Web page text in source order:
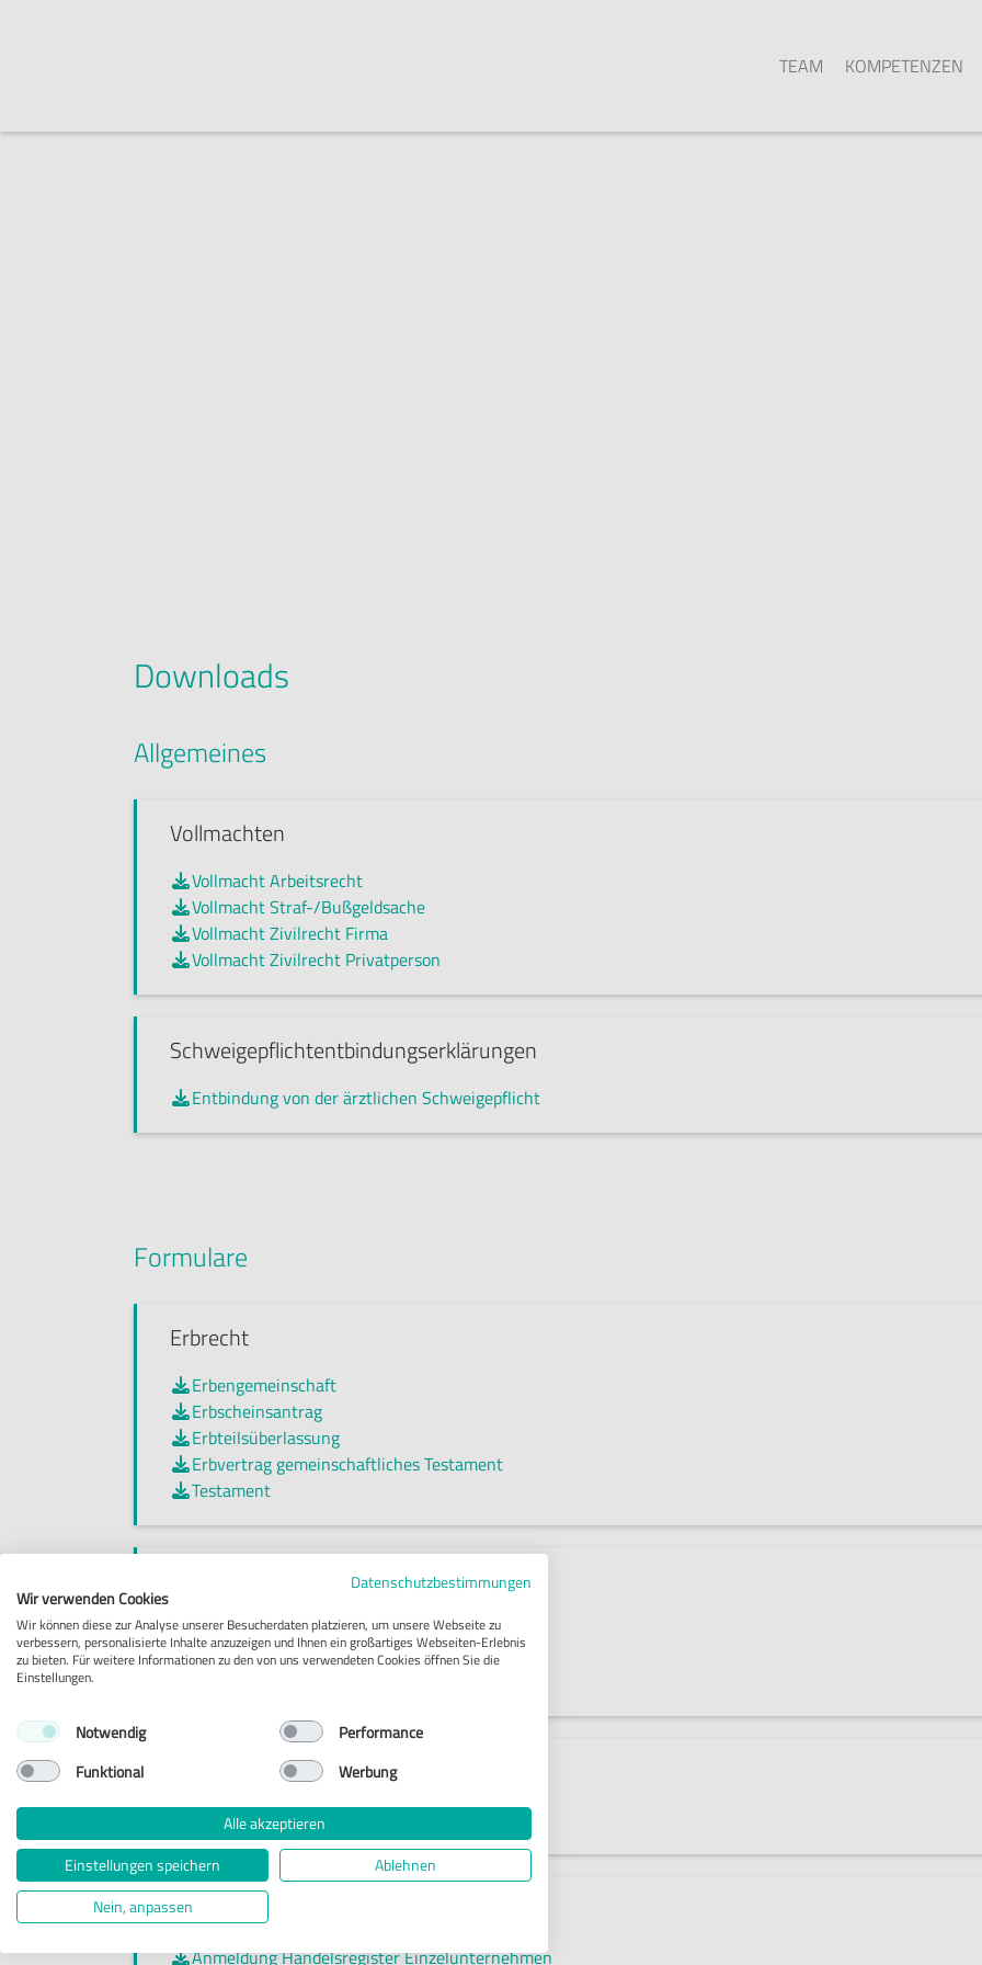
TEAM KOMPETENZEN
Downloads
Allgemeines
Vollmachten
Vollmacht Arbeitsrecht
Vollmacht Straf-/Bußgeldsache
Vollmacht Zivilrecht Firma
Vollmacht Zivilrecht Privatperson
Schweigepflichtentbindungserklärungen
Entbindung von der ärztlichen Schweigepflicht
Formulare
Erbrecht
Erbengemeinschaft
Erbscheinsantrag
Erbteilsüberlassung
Erbvertrag gemeinschaftliches Testament
Testament
Ehevertrag
 Trennungs- u. Scheidungsvereinbarung
Geldwäschegesetz
Identifizierung wirtschaftlich Berechtigter
Gesellschaftsrecht
Anmeldung Handelsregister Einzelunternehmen
Datenschutzbestimmungen
Wir verwenden Cookies
Wir können diese zur Analyse unserer Besucherdaten platzieren, um unsere Webseite zu
verbessern, personalisierte Inhalte anzuzeigen und Ihnen ein großartiges Webseiten-Erlebnis
zu bieten. Für weitere Informationen zu den von uns verwendeten Cookies öffnen Sie die
Einstellungen.
Notwendig
Performance
Funktional
Werbung
Alle akzeptieren
Einstellungen speichern
Ablehnen
Nein, anpassen